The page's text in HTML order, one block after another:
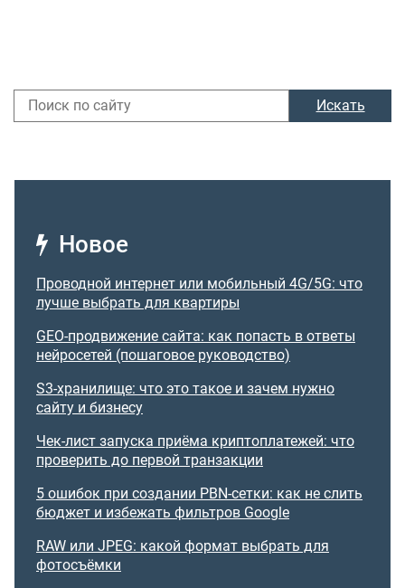
Искать
Новое
Проводной интернет или мобильный 4G/5G: что
лучше выбрать для квартиры
GEO-продвижение сайта: как попасть в ответы
нейросетей (пошаговое руководство)
S3-хранилище: что это такое и зачем нужно
сайту и бизнесу
Чек-лист запуска приёма криптоплатежей: что
проверить до первой транзакции
5 ошибок при создании PBN-сетки: как не слить
бюджет и избежать фильтров Google
RAW или JPEG: какой формат выбрать для
фотосъёмки